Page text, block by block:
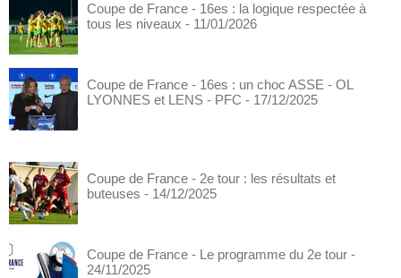
Coupe de France - 16es : la logique respectée à
tous les niveaux - 11/01/2026
Coupe de France - 16es : un choc ASSE - OL
LYONNES et LENS - PFC - 17/12/2025
Coupe de France - 2e tour : les résultats et
buteuses - 14/12/2025
Coupe de France - Le programme du 2e tour -
24/11/2025